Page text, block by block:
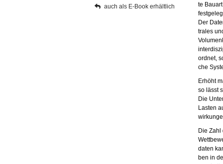
auch als E-Book er­hält­lich
te
Der
tra­les
ord­net,
che
Er­höht
so lässt
Die
Las­ten
Die Zahl
da­ten
ben in